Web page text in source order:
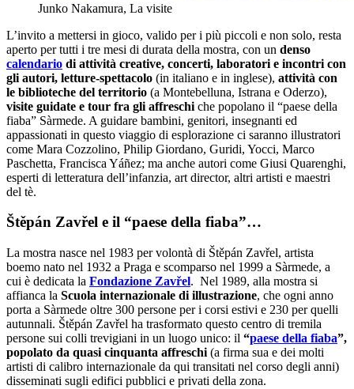
Junko Nakamura, La visite
L’invito a mettersi in gioco, valido per i più piccoli e non solo, resta
aperto per tutti i tre mesi di durata della mostra, con un denso
calendario di attività creative, concerti, laboratori e incontri con
gli autori, letture-spettacolo (in italiano e in inglese), attività con
le biblioteche del territorio (a Montebelluna, Istrana e Oderzo),
visite guidate e tour fra gli affreschi che popolano il “paese della
fiaba” Sàrmede. A guidare bambini, genitori, insegnanti ed
appassionati in questo viaggio di esplorazione ci saranno illustratori
come Mara Cozzolino, Philip Giordano, Guridi, Yocci, Marco
Paschetta, Francisca Yáñez; ma anche autori come Giusi Quarenghi,
esperti di letteratura dell’infanzia, art director, altri artisti e maestri
del tè.
Štěpán Zavřel e il “paese della fiaba”…
La mostra nasce nel 1983 per volontà di Štěpán Zavřel, artista
boemo nato nel 1932 a Praga e scomparso nel 1999 a Sàrmede, a
cui è dedicata la Fondazione Zavřel. Nel 1989, alla mostra si
affianca la Scuola internazionale di illustrazione, che ogni anno
porta a Sàrmede oltre 300 persone per i corsi estivi e 230 per quelli
autunnali. Štěpán Zavřel ha trasformato questo centro di tremila
persone sui colli trevigiani in un luogo unico: il “paese della fiaba”,
popolato da quasi cinquanta affreschi (a firma sua e dei molti
artisti di calibro internazionale da qui transitati nel corso degli anni)
disseminati sugli edifici pubblici e privati della zona.